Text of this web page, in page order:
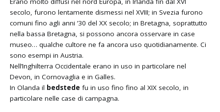
secolo, furono lentamente dismessi nel XVIII; in Svezia furono
comuni fino agli anni ’30 del XX secolo; in Bretagna, soprattutto
nella bassa Bretagna, si possono ancora osservare in case
museo… qualche cultore ne fa ancora uso quotidianamente. Ci
sono esempi in Austria.
Nell’Inghilterra Occidentale erano in uso in particolare nel
Devon, in Cornovaglia e in Galles.
In Olanda il bedstedefu in uso fino fino al XIX secolo, in
particolare nelle case di campagna.